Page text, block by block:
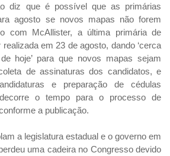
diz que é possível que as primárias
agosto se novos mapas não forem
com McAllister, a última primária de
em 23 de agosto, dando ‘cerca
hoje’ para que novos mapas sejam
de assinaturas dos candidatos, e
e preparação de cédulas
o tempo para o processo de
a publicação.
a legislatura estadual e o governo em
uma cadeira no Congresso devido